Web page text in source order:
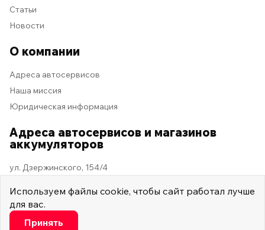
3 ч
Статьи
Новости
О компании
Адреса автосервисов
Наша миссия
Юридическая информация
Адреса автосервисов и магазинов
аккумуляторов
ул. Дзержинского, 154/4
2026 © Мастер Машина
Используем файлы cookie, чтобы сайт работал лучше
для вас.
Настроить
Принять